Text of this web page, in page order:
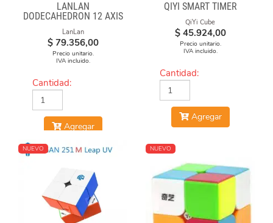
LANLAN
DODECAHEDRON 12 AXIS
LanLan
$ 79.356,00
Precio unitario.
IVA incluido.
Cantidad:
Agregar
QIYI SMART TIMER
QiYi Cube
$ 45.924,00
Precio unitario.
IVA incluido.
Cantidad:
Agregar
NUEVO NUEVO